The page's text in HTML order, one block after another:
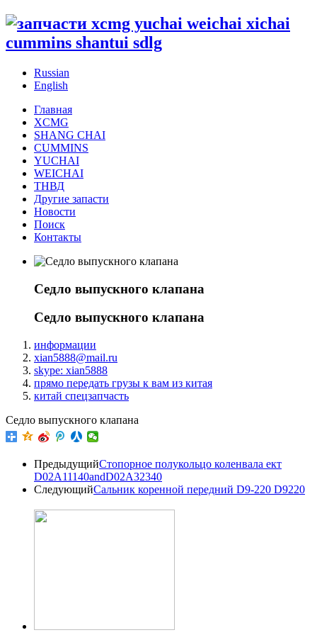
Russian
English
Главная
XCMG
SHANG CHAI
CUMMINS
YUCHAI
WEICHAI
ТНВД
Другие запасти
Новости
Поиск
Контакты
Седло выпускного клапана
Седло выпускного клапана
информации
xian5888@mail.ru
skype: xian5888
прямо передать грузы к вам из китая
китай спецзапчасть
Седло выпускного клапана
ПредыдущийСтопорное полукольцо коленвала ект
D02A11140andD02A32340
СледующийСальник коренной передний D9-220 D9220